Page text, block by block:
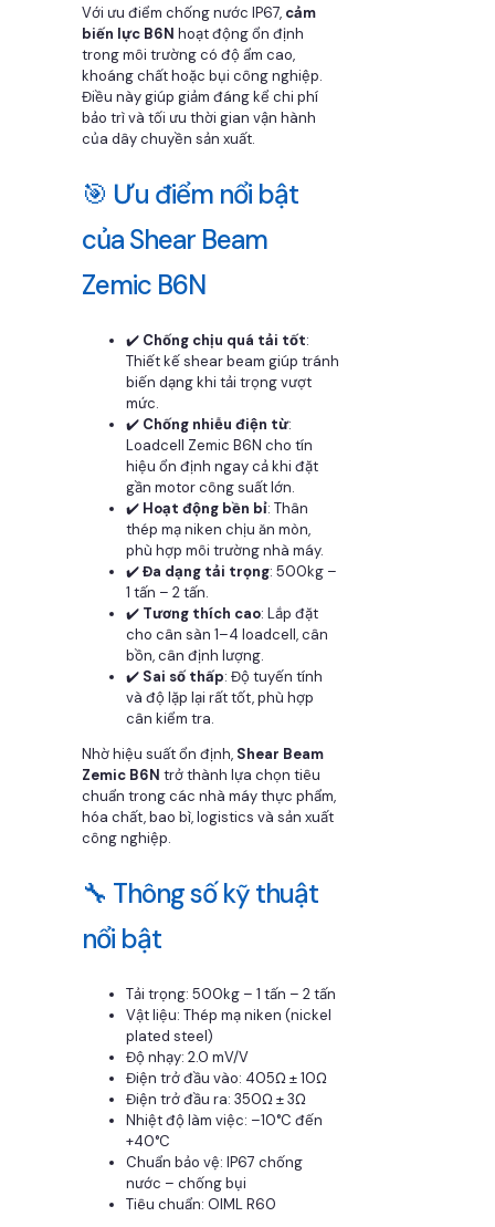
Với ưu điểm chống nước IP67, cảm
biến lực B6N hoạt động ổn định
trong môi trường có độ ẩm cao,
khoáng chất hoặc bụi công nghiệp.
Điều này giúp giảm đáng kể chi phí
bảo trì và tối ưu thời gian vận hành
của dây chuyền sản xuất.
🎯 Ưu điểm nổi bật
của Shear Beam
Zemic B6N
✔️ Chống chịu quá tải tốt:
Thiết kế shear beam giúp tránh
biến dạng khi tải trọng vượt
mức.
✔️ Chống nhiễu điện từ:
Loadcell Zemic B6N cho tín
hiệu ổn định ngay cả khi đặt
gần motor công suất lớn.
✔️ Hoạt động bền bỉ: Thân
thép mạ niken chịu ăn mòn,
phù hợp môi trường nhà máy.
✔️Đa dạng tải trọng: 500kg –
1 tấn – 2 tấn.
✔️ Tương thích cao: Lắp đặt
cho cân sàn 1–4 loadcell, cân
bồn, cân định lượng.
✔️ Sai số thấp: Độ tuyến tính
và độ lặp lại rất tốt, phù hợp
cân kiểm tra.
Nhờ hiệu suất ổn định, Shear Beam
Zemic B6N trở thành lựa chọn tiêu
chuẩn trong các nhà máy thực phẩm,
hóa chất, bao bì, logistics và sản xuất
công nghiệp.
🔧 Thông số kỹ thuật
nổi bật
Tải trọng: 500kg – 1 tấn – 2 tấn
Vật liệu: Thép mạ niken (nickel
plated steel)
Độ nhạy: 2.0 mV/V
Điện trở đầu vào: 405Ω ± 10Ω
Điện trở đầu ra: 350Ω ± 3Ω
Nhiệt độ làm việc: –10°C đến
+40°C
Chuẩn bảo vệ: IP67 chống
nước – chống bụi
Tiêu chuẩn: OIML R60